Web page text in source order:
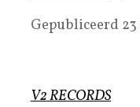
Gepubliceerd 23
V2 RECORDS